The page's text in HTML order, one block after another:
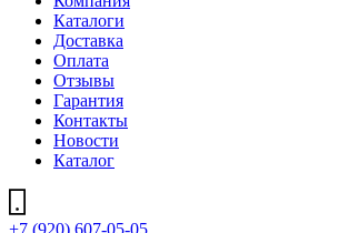
Каталоги
Доставка
Оплата
Отзывы
Гарантия
Контакты
Новости
Каталог
+7 (920) 607-05-05